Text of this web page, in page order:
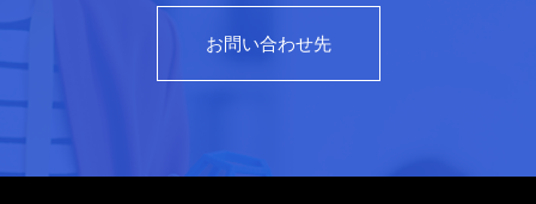
お問い合わせ先